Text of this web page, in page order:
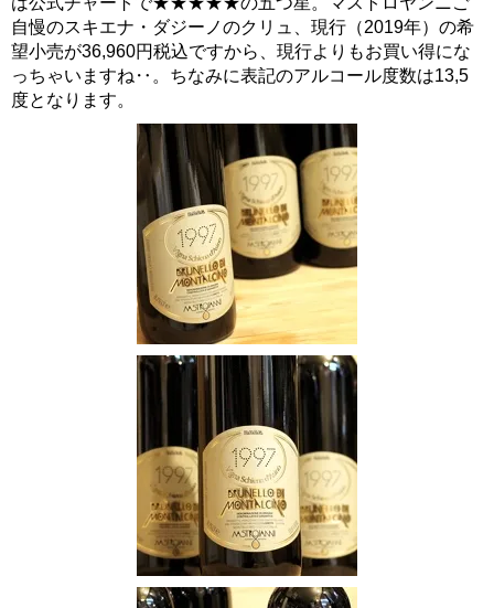
自慢のスキエナ・ダジーノのクリュ、現行（2019年）の希
望小売が36,960円税込ですから、現行よりもお買い得にな
っちゃいますね‥。ちなみに表記のアルコール度数は13,5
度となります。